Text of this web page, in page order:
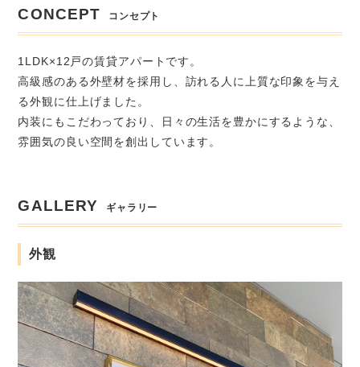
CONCEPT コンセプト
1LDK×12戸の賃貸アパートです。
高級感のある外壁材を採用し、訪れる人に上質な印象を与え
る外観に仕上げました。
内装にもこだわっており、日々の生活を豊かにするような、
雰囲気の良い空間を創出しています。
GALLERY ギャラリー
外観